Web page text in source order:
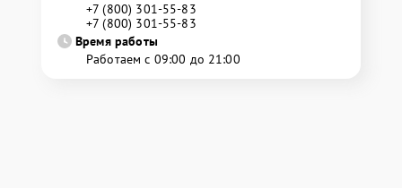
+7 (800) 301-55-83
+7 (800) 301-55-83
Время работы
Работаем с 09:00 до 21:00